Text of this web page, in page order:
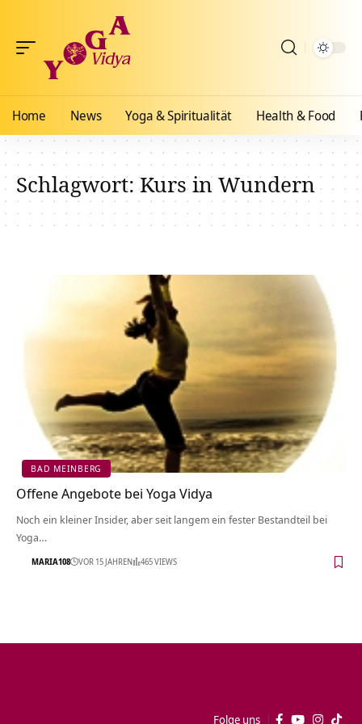
Home News Yoga & Spiritualität Health & Food
Schlagwort:Kurs in Wundern
BAD MEINBERG
Offene Angebote bei Yoga Vidya
Noch ein kleiner Insider, aber seit langem ein fester Bestandteil bei
Yoga…
MARIA108 VOR 15 JAHREN 465 VIEWS
Folge uns